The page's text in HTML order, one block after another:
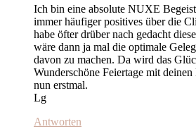
Ich bin eine absolute NUXE
immer häufiger positives über die
habe öfter drüber nach gedacht
wäre dann ja mal die optimale
davon zu machen. Da wird das
Wunderschöne Feiertage mit
nun erstmal.
Lg
Antworten